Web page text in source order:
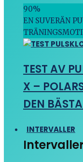
90%
EN SUVERÄN
TEST AV
X –
DEN
INTERVALLER